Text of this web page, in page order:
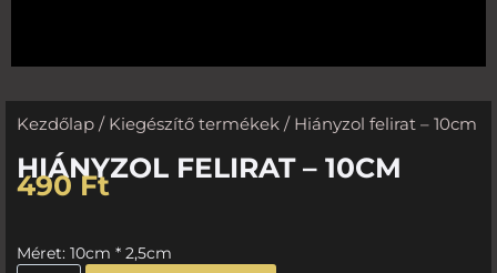
Kezdőlap / Kiegészítő termékek / Hiányzol felirat – 10cm
HIÁNYZOL FELIRAT – 10CM
490Ft
Méret: 10cm * 2,5cm